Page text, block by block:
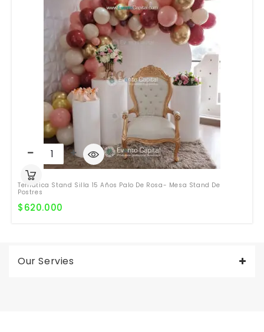
Temática Stand Silla 15 Años Palo De Rosa- Mesa Stand De
Postres
$620.000
Our Servies